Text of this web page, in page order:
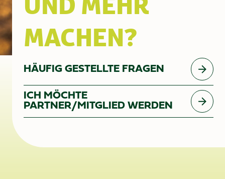
MACHEN?
HÄUFIG GESTELLTE FRAGEN
ICH MÖCHTE
PARTNER/MITGLIED WERDEN